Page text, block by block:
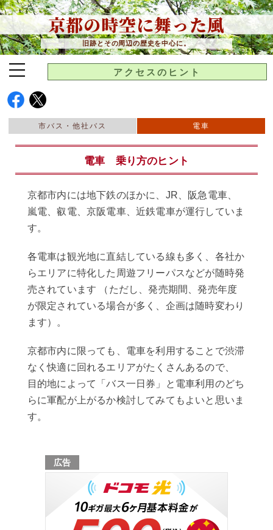
京都の時空に舞った風
旧跡とその周辺の歴史を中心に。
アクセスのヒント
市バス・他社バス 電車
電車 乗り方のヒント
京都市内には地下鉄のほかに、JR、阪急電車、
嵐電、叡電、京阪電車、近鉄電車が運行していま
す。
各電車は観光地に直結している線も多く、各社か
らエリアに特化した周遊フリーパスなどが随時発
売されています （ただし、発売期間、発売年度
が限定されている場合が多く、企画は随時変わり
ます）。
京都市内に限っても、電車を利用することで渋滞
なく快適に回れるエリアがたくさんあるので、
目的地によって「バス一日券」と電車利用のどち
らに軍配が上がるか検討してみてもよいと思いま
す。
広告